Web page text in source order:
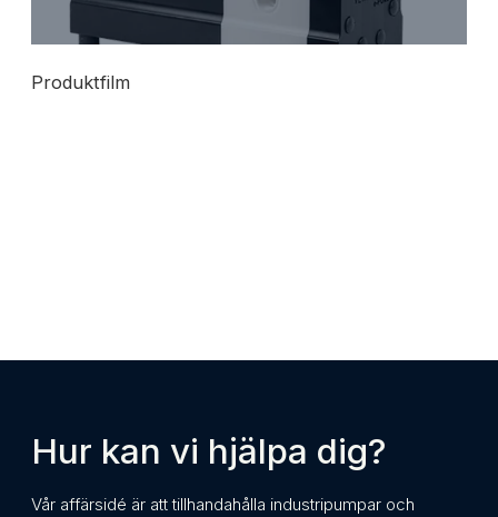
Produktfilm
Hur kan vi hjälpa dig?
Vår affärsidé är att tillhandahålla industripumpar och